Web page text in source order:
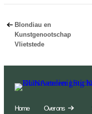
Blondiau en
Kunstgenootschap
Vlietstede
Home
Over ons